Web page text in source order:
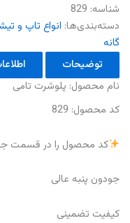
شناسه: 829
دسته‌بندی‌ها: انواع تاپ و
گانه
توضیحات
نام‌ محصول: پلوشرت تامی
کد محصول: 829
کد محصول را در قسمت
جودون پنبه عالی
کیفیت تضمینی